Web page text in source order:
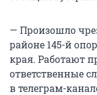
— Произошло
районе 145-й
края. Работают
ответственные
в телеграм-